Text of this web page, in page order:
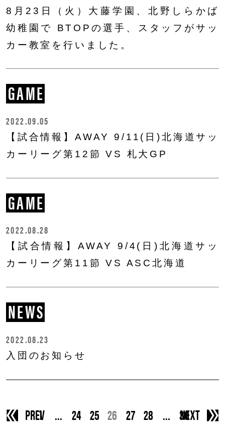
8月23日（火）大藤学園、北野しらかば
幼稚園で BTOPの選手、スタッフがサッ
カー教室を行いました。
GAME
2022.09.05
【試合情報】AWAY 9/11(日)北海道サッ
カーリーグ第12節 VS 札大GP
GAME
2022.08.28
【試合情報】AWAY 9/4(日)北海道サッ
カーリーグ第11節 VS ASC北海道
NEWS
2022.08.23
入団のお知らせ
PREV
1 … 24 25 26 27 28 … 30
NEXT